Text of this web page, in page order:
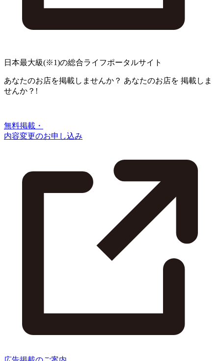
日本最大級(※1)の総合ライフポータルサイト
あなたのお店を掲載しませんか？ あなたのお店を 掲載しま
せんか？!
無料掲載・
内容変更のお申し込み